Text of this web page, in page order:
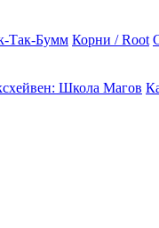
Так-Бумм Корни / Root
Школа Магов